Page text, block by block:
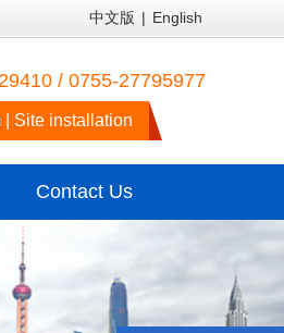
中文版 | English
/ 0755-27795977
| Site installation
Contact Us